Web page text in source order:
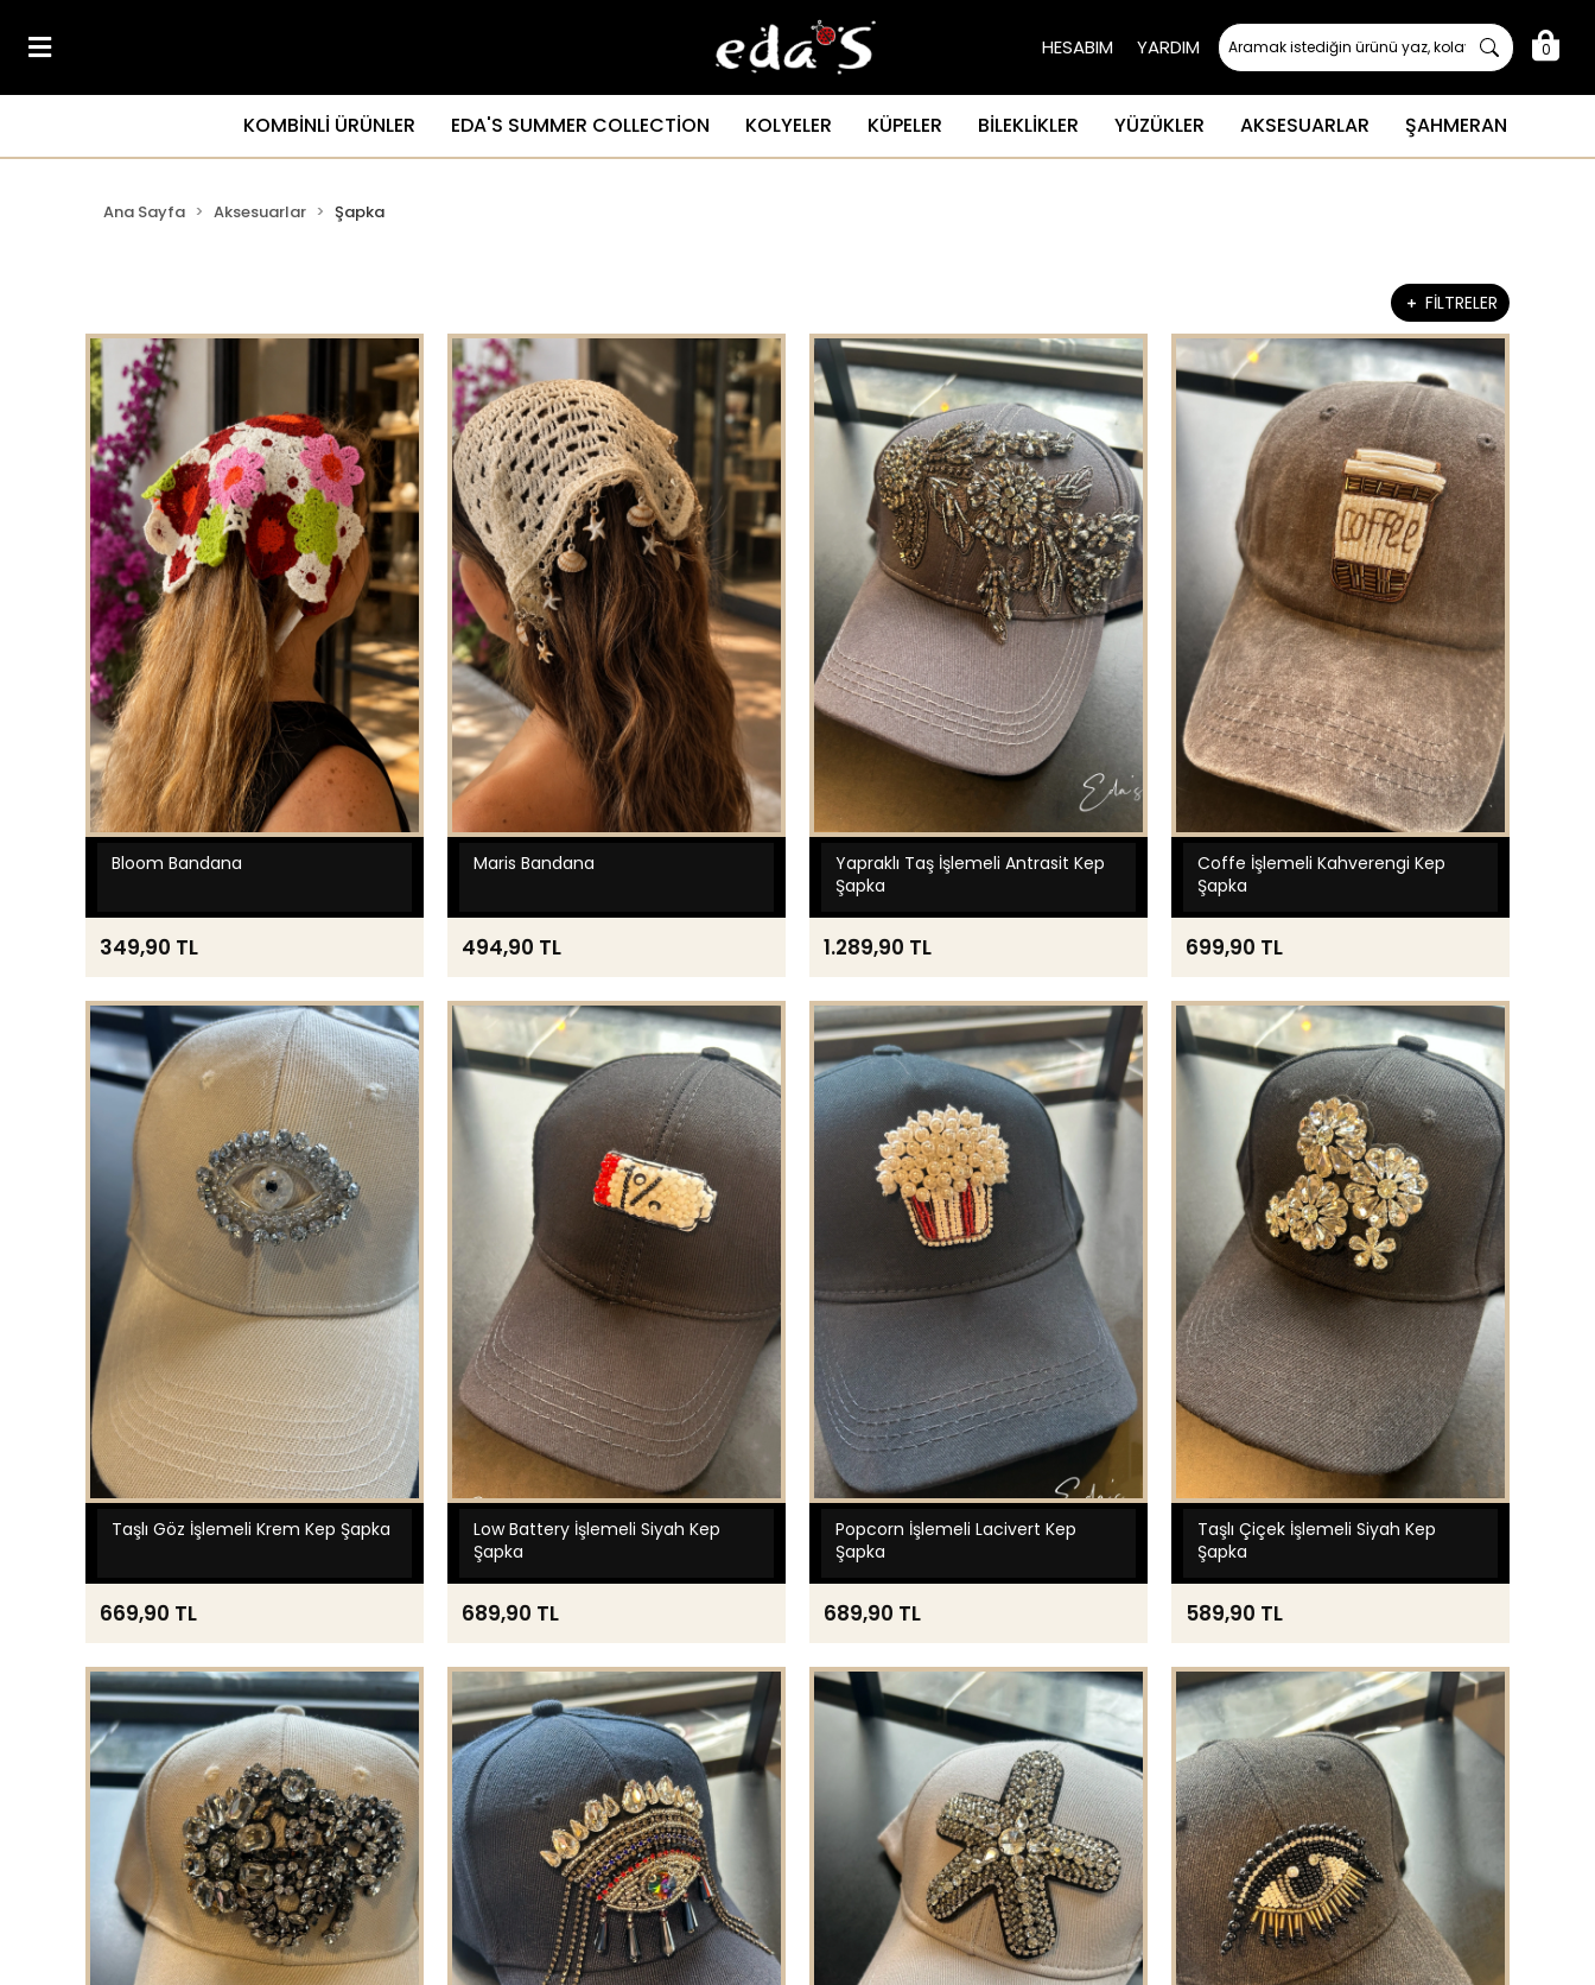
HESABIM YARDIM 0
KOMBİNLİ ÜRÜNLER EDA'S SUMMER COLLECTİON KOLYELER KÜPELER BİLEKLİKLER YÜZÜKLER AKSESUARLAR ŞAHMERAN
Ana Sayfa Aksesuarlar Şapka
FİLTRELER
Bloom Bandana
349,90 TL
Maris Bandana
494,90 TL
Yapraklı Taş İşlemeli Antrasit Kep
Şapka
1.289,90 TL
Coffe İşlemeli Kahverengi Kep
Şapka
699,90 TL
Taşlı Göz İşlemeli Krem Kep Şapka
669,90 TL
Low Battery İşlemeli Siyah Kep
Şapka
689,90 TL
Popcorn İşlemeli Lacivert Kep
Şapka
689,90 TL
Taşlı Çiçek İşlemeli Siyah Kep
Şapka
589,90 TL